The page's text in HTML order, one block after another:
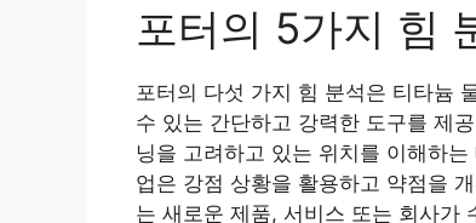
포터의 5가지 힘
포터의 다섯 가지 힘 분석은 티타늄
수 있는 간단하고 강력한 도구를 제
닝을 고려하고 있는 위치를 이해하
업은 강점 상황을 활용하고 약점을
는 새로운 제품, 서비스 또는 회사가